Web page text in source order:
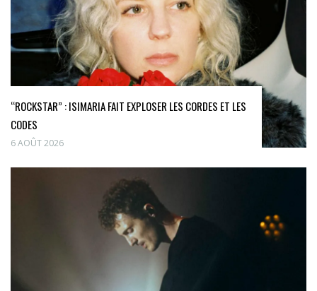
“ROCKSTAR” : ISIMARIA FAIT EXPLOSER LES CORDES ET LES
CODES
6 AOÛT 2026